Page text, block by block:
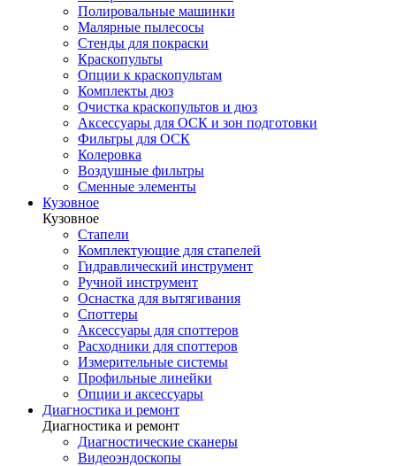
Полировальные машинки
Малярные пылесосы
Стенды для покраски
Краскопульты
Опции к краскопультам
Комплекты дюз
Очистка краскопультов и дюз
Аксессуары для ОСК и зон подготовки
Фильтры для ОСК
Колеровка
Воздушные фильтры
Сменные элементы
Кузовное
Кузовное
Стапели
Комплектующие для стапелей
Гидравлический инструмент
Ручной инструмент
Оснастка для вытягивания
Споттеры
Аксессуары для споттеров
Расходники для споттеров
Измерительные системы
Профильные линейки
Опции и аксессуары
Диагностика и ремонт
Диагностика и ремонт
Диагностические сканеры
Видеоэндоскопы